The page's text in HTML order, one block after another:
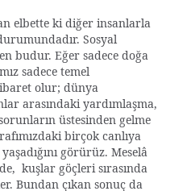
elbette ki diğer insanlarla
Sosyal
budur. Eğer sadece doğa
sadece temel
ibaret olur; dünya
arasındaki yardımlaşma,
üstesinden gelme
birçok canlıya
görürüz. Meselâ
kuşlar göçleri sırasında
Bundan çıkan sonuç da